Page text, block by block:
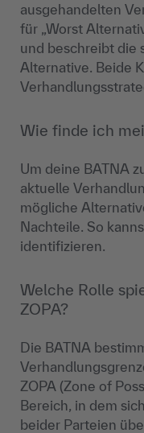
ausgehandelten
für „Worst
und beschreibt die
Alternative. Beide
Wie finde ich
Um deine BATNA
aktuelle
mögliche
Nachteile. So
identifizieren.
Welche Rolle
ZOPA?
Die BATNA
ZOPA (Zone of
Bereich, in dem
beider Parteien